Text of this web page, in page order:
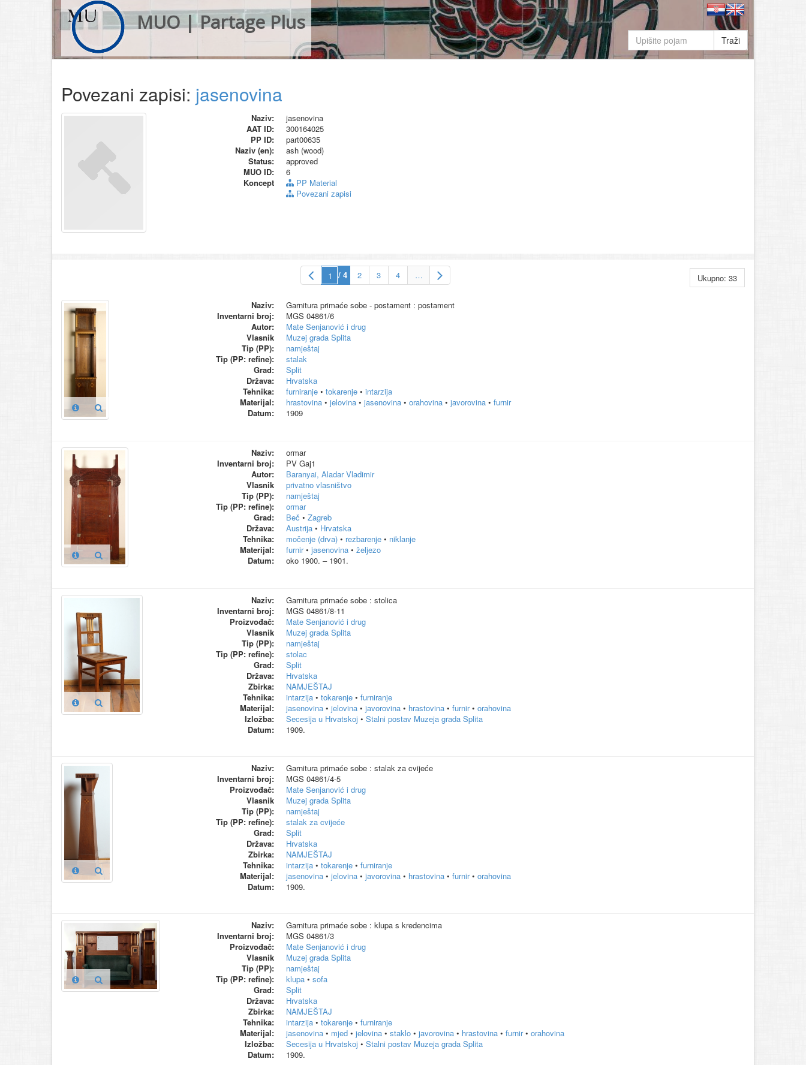
MUO | Partage Plus
Traži
Povezani zapisi: jasenovina
Naziv:
jasenovina
AAT ID:
300164025
PP ID:
part00635
Naziv (en):
ash (wood)
Status:
approved
MUO ID:
6
Koncept
PP Material
Povezani zapisi
Ukupno: 33
/ 4 2 3 4 …
Naziv:
Garnitura primaće sobe - postament : postament
Inventarni broj:
MGS 04861/6
Autor:
Mate Senjanović i drug
Vlasnik
Muzej grada Splita
Tip (PP):
namještaj
Tip (PP: refine):
stalak
Grad:
Split
Država:
Hrvatska
Tehnika:
furniranje • tokarenje • intarzija
Materijal:
hrastovina • jelovina • jasenovina • orahovina • javorovina • furnir
Datum:
1909
Naziv:
ormar
Inventarni broj:
PV Gaj1
Autor:
Baranyai, Aladar Vladimir
Vlasnik
privatno vlasništvo
Tip (PP):
namještaj
Tip (PP: refine):
ormar
Grad:
Beč • Zagreb
Država:
Austrija • Hrvatska
Tehnika:
močenje (drva) • rezbarenje • niklanje
Materijal:
furnir• jasenovina • željezo
Datum:
oko 1900. – 1901.
Naziv:
Garnitura primaće sobe : stolica
Inventarni broj:
MGS 04861/8-11
Proizvođač:
Mate Senjanović i drug
Vlasnik
Muzej grada Splita
Tip (PP):
namještaj
Tip (PP: refine):
stolac
Grad:
Split
Država:
Hrvatska
Zbirka:
NAMJEŠTAJ
Tehnika:
intarzija • tokarenje • furniranje
Materijal:
jasenovina • jelovina • javorovina • hrastovina • furnir• orahovina
Izložba:
Secesija u Hrvatskoj • Stalni postav Muzeja grada Splita
Datum:
1909.
Naziv:
Garnitura primaće sobe : stalak za cvijeće
Inventarni broj:
MGS 04861/4-5
Proizvođač:
Mate Senjanović i drug
Vlasnik
Muzej grada Splita
Tip (PP):
namještaj
Tip (PP: refine):
stalak za cvijeće
Grad:
Split
Država:
Hrvatska
Zbirka:
NAMJEŠTAJ
Tehnika:
intarzija • tokarenje • furniranje
Materijal:
jasenovina • jelovina • javorovina • hrastovina • furnir• orahovina
Datum:
1909.
Naziv:
Garnitura primaće sobe : klupa s kredencima
Inventarni broj:
MGS 04861/3
Proizvođač:
Mate Senjanović i drug
Vlasnik
Muzej grada Splita
Tip (PP):
namještaj
Tip (PP: refine):
klupa • sofa
Grad:
Split
Država:
Hrvatska
Zbirka:
NAMJEŠTAJ
Tehnika:
intarzija • tokarenje • furniranje
Materijal:
jasenovina • mjed • jelovina • staklo • javorovina • hrastovina • furnir• orahovina
Izložba:
Secesija u Hrvatskoj • Stalni postav Muzeja grada Splita
Datum:
1909.